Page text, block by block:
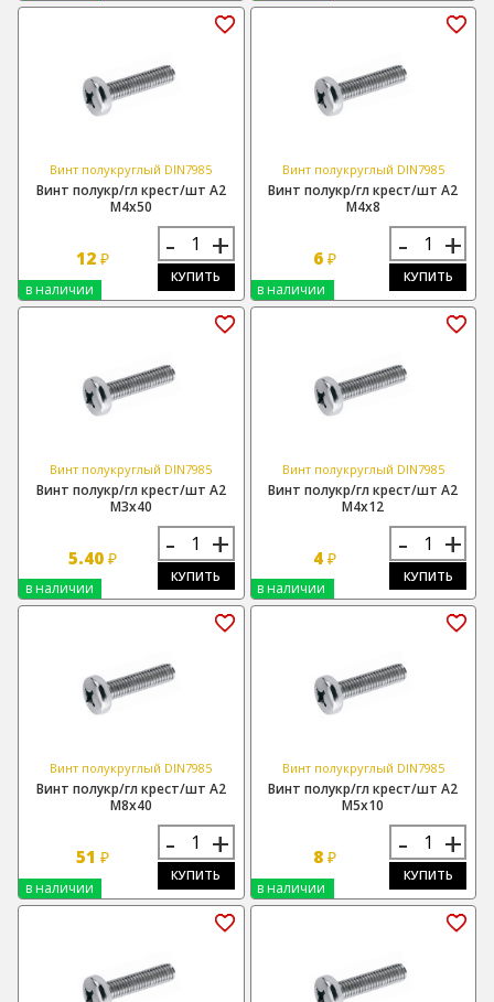
Винт полукруглый DIN7985
Винт полукр/гл крест/шт А2
М4х50
12 ₽ - +
КУПИТЬ
в наличии
Винт полукруглый DIN7985
Винт полукр/гл крест/шт А2
М4х8
6 ₽ - +
КУПИТЬ
в наличии
Винт полукруглый DIN7985
Винт полукр/гл крест/шт А2
М3х40
5.40 ₽ - +
КУПИТЬ
в наличии
Винт полукруглый DIN7985
Винт полукр/гл крест/шт А2
М4х12
4 ₽ - +
КУПИТЬ
в наличии
Винт полукруглый DIN7985
Винт полукр/гл крест/шт А2
М8х40
51 ₽ - +
КУПИТЬ
в наличии
Винт полукруглый DIN7985
Винт полукр/гл крест/шт А2
М5х10
8 ₽ - +
КУПИТЬ
в наличии